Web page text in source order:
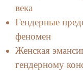
века
Гендерные
феномен
Женская
гендерному